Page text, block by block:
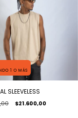
1 O MÁS
SLEEVELESS
$21.600,00